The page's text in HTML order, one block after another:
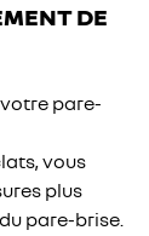
DE
pare-
vous
plus
pare-brise.